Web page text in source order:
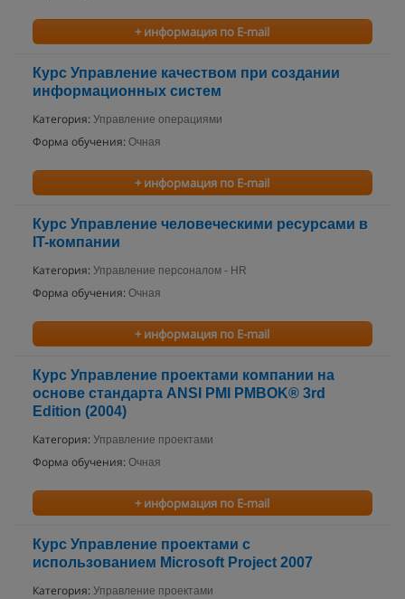
+ информация по E-mail
Курс Управление качеством при создании
информационных систем
Категория: Управление операциями
Форма обучения: Очная
+ информация по E-mail
Курс Управление человеческими ресурсами в
IT-компании
Категория: Управление персоналом - HR
Форма обучения: Очная
+ информация по E-mail
Курс Управление проектами компании на
основе стандарта ANSI PMI PMBOK® 3rd
Edition (2004)
Категория: Управление проектами
Форма обучения: Очная
+ информация по E-mail
Курс Управление проектами с
использованием Microsoft Project 2007
Категория: Управление проектами